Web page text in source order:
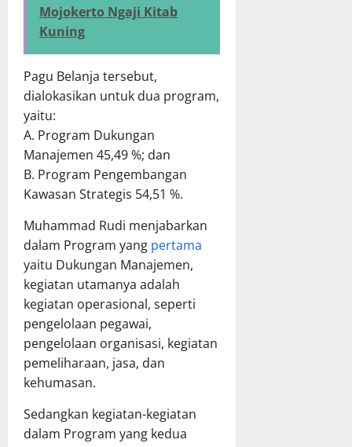
Mojokerto Ngaji Kitab
Kuning
Pagu Belanja tersebut,
dialokasikan untuk dua program,
yaitu:
A. Program Dukungan
Manajemen 45,49 %; dan
B. Program Pengembangan
Kawasan Strategis 54,51 %.
Muhammad Rudi menjabarkan
dalam Program yang pertama
yaitu Dukungan Manajemen,
kegiatan utamanya adalah
kegiatan operasional, seperti
pengelolaan pegawai,
pengelolaan organisasi, kegiatan
pemeliharaan, jasa, dan
kehumasan.
Sedangkan kegiatan-kegiatan
dalam Program yang kedua